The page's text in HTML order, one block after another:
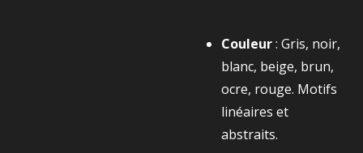
Couleur: Gris, noir,
blanc, beige, brun,
ocre, rouge. Motifs
linéaires et
abstraits.